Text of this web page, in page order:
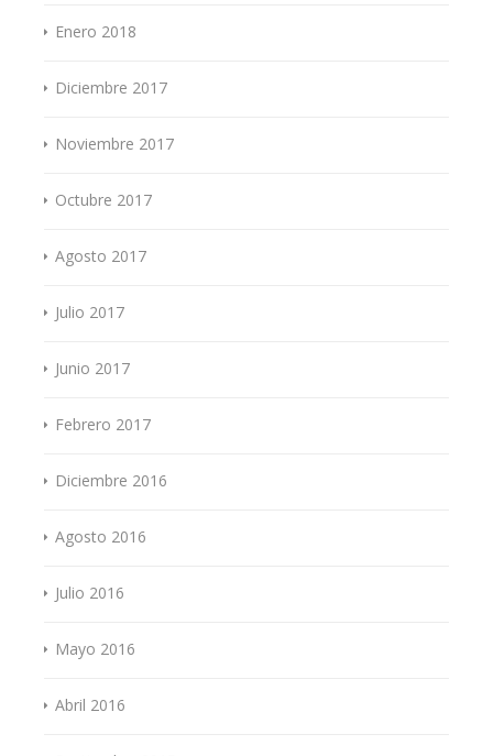
Enero 2018
Diciembre 2017
Noviembre 2017
Octubre 2017
Agosto 2017
Julio 2017
Junio 2017
Febrero 2017
Diciembre 2016
Agosto 2016
Julio 2016
Mayo 2016
Abril 2016